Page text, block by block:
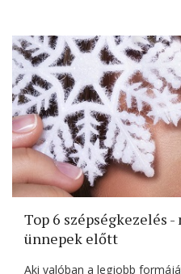
Top 6 szépségkezelés -
ünnepek előtt
Aki valóban a legjobb